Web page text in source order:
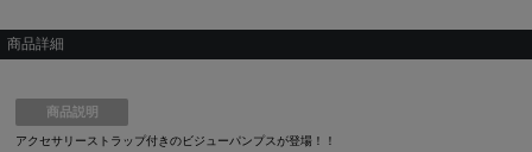
商品詳細
商品説明
アクセサリーストラップ付きのビジューパンプスが登場！！